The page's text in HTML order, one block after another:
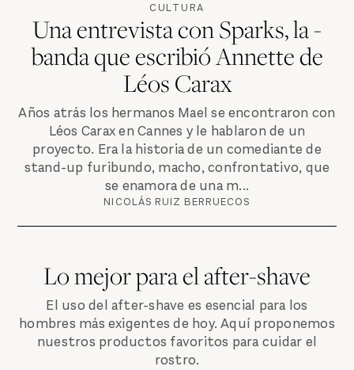
CULTURA
Una entrevista con Sparks, la ­­­­­­­­­­
banda que escribió­­­­ Annette de
Léos Carax
Años atrás los hermanos Mael se encontraron con
Léos Carax en Cannes y le hablaron de un
proyecto. Era la historia de un comediante de
stand-up furibundo, macho, confrontativo, que
se enamora de una m...
NICOLÁS RUIZ BERRUECOS
Lo mejor para el after-shave
El uso del after-shave es esencial para los
hombres más exigentes de hoy. Aquí proponemos
nuestros productos favoritos para cuidar el
rostro.